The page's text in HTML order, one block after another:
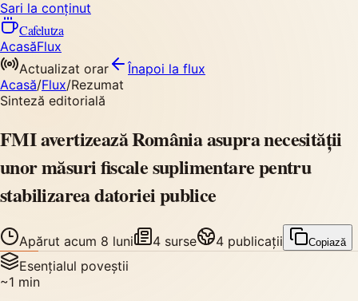
Sari la conținut
Cafelutza
AcasăFlux
Actualizat orar
Înapoi la flux
Acasă/Flux/Rezumat
Sinteză editorială
FMI avertizează România asupra necesității
unor măsuri fiscale suplimentare pentru
stabilizarea datoriei publice
Apărut acum 8 luni 4 surse 4 publicații Copiază
Esențialul poveștii
~1 min